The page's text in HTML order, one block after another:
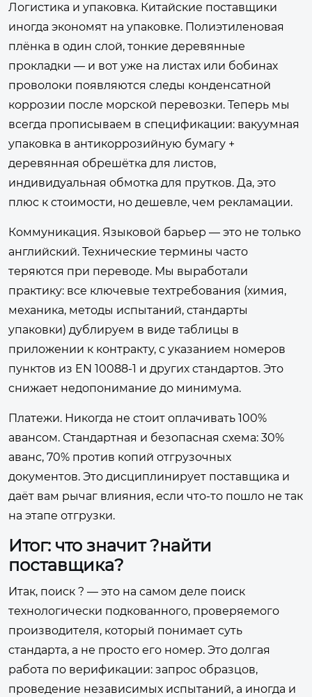
Логистика и упаковка. Китайские поставщики
иногда экономят на упаковке. Полиэтиленовая
плёнка в один слой, тонкие деревянные
прокладки — и вот уже на листах или бобинах
проволоки появляются следы конденсатной
коррозии после морской перевозки. Теперь мы
всегда прописываем в спецификации: вакуумная
упаковка в антикоррозийную бумагу +
деревянная обрешётка для листов,
индивидуальная обмотка для прутков. Да, это
плюс к стоимости, но дешевле, чем рекламации.
Коммуникация. Языковой барьер — это не только
английский. Технические термины часто
теряются при переводе. Мы выработали
практику: все ключевые техтребования (химия,
механика, методы испытаний, стандарты
упаковки) дублируем в виде таблицы в
приложении к контракту, с указанием номеров
пунктов из EN 10088-1 и других стандартов. Это
снижает недопонимание до минимума.
Платежи. Никогда не стоит оплачивать 100%
авансом. Стандартная и безопасная схема: 30%
аванс, 70% против копий отгрузочных
документов. Это дисциплинирует поставщика и
даёт вам рычаг влияния, если что-то пошло не так
на этапе отгрузки.
Итог: что значит ?найти
поставщика?
Итак, поиск ? — это на самом деле поиск
технологически подкованного, проверяемого
производителя, который понимает суть
стандарта, а не просто его номер. Это долгая
работа по верификации: запрос образцов,
проведение независимых испытаний, а иногда и